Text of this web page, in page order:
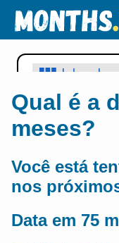
Qual é a
meses?
Você está
nos
Data em 75